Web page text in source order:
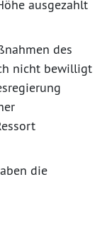
ausgezahlt
des
nicht bewilligt
die